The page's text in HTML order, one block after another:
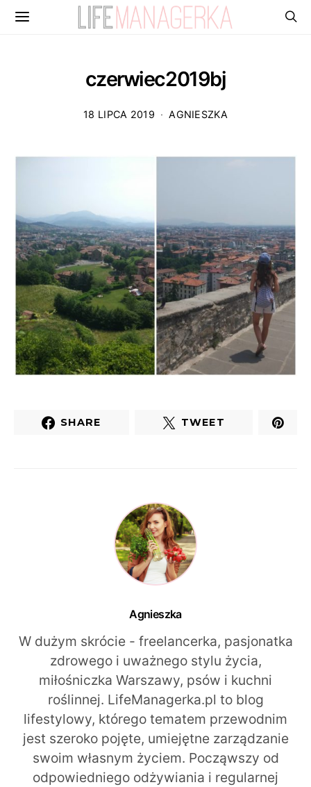
czerwiec2019bj
18 LIPCA 2019 AGNIESZKA
SHARE TWEET
Agnieszka
W dużym skrócie - freelancerka, pasjonatka
zdrowego i uważnego stylu życia,
miłośniczka Warszawy, psów i kuchni
roślinnej. LifeManagerka.pl to blog
lifestylowy, którego tematem przewodnim
jest szeroko pojęte, umiejętne zarządzanie
swoim własnym życiem. Począwszy od
odpowiedniego odżywiania i regularnej